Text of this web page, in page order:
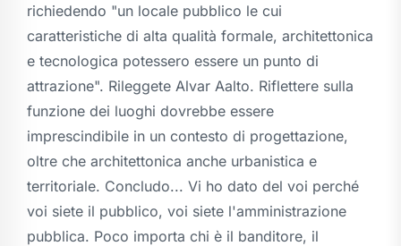
richiedendo "un locale pubblico le cui
caratteristiche di alta qualità formale, architettonica
e tecnologica potessero essere un punto di
attrazione". Rileggete Alvar Aalto. Riflettere sulla
funzione dei luoghi dovrebbe essere
imprescindibile in un contesto di progettazione,
oltre che architettonica anche urbanistica e
territoriale. Concludo... Vi ho dato del voi perché
voi siete il pubblico, voi siete l'amministrazione
pubblica. Poco importa chi è il banditore, il